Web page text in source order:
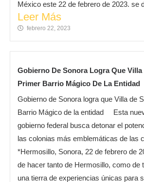
México este 22 de febrero de 2023. se
Leer Más
febrero 22, 2023
Gobierno De Sonora Logra Que Villa
Primer Barrio Mágico De La Entidad
Gobierno de Sonora logra que Villa de
Barrio Mágico de la entidad Esta
gobierno federal busca detonar el
las colonias más emblemáticas de las
*Hermosillo, Sonora, 22 de febrero de
de hacer tanto de Hermosillo, como de
una tierra de experiencias únicas para